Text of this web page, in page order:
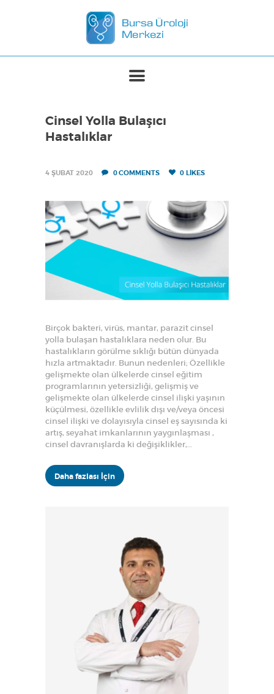
ANASAYFA
BASINDA BIZCinsel Yolla Bulaşıcı
Hastalıklar
4 ŞUBAT 2020 0COMMENTS 0 LIKES
Birçok bakteri, virüs, mantar, parazit cinsel
yolla bulaşan hastalıklara neden olur. Bu
hastalıkların görülme sıklığı bütün dünyada
hızla artmaktadır. Bunun nedenleri; Özellikle
gelişmekte olan ülkelerde cinsel eğitim
programlarının yetersizliği, gelişmiş ve
gelişmekte olan ülkelerde cinsel ilişki yaşının
küçülmesi, özellikle evlilik dışı ve/veya öncesi
cinsel ilişki ve dolayısıyla cinsel eş sayısında ki
artış, seyahat imkanlarının yaygınlaşması ,
cinsel davranışlarda ki değişiklikler,…
Daha fazlası İçin